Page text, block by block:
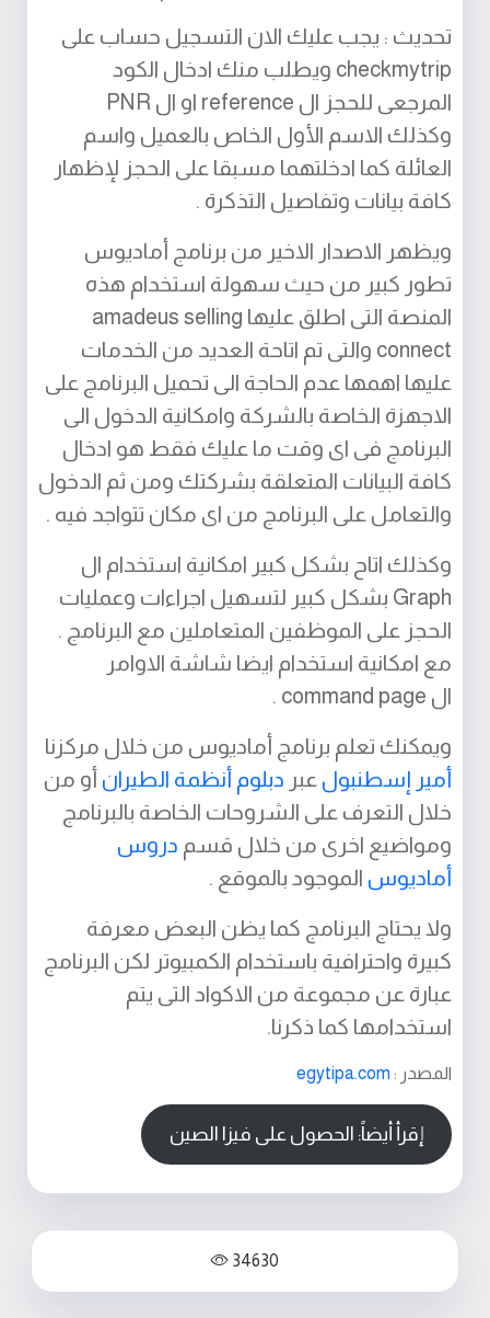
تحديث : يجب عليك الان التسجيل حساب على
checkmytrip ويطلب منك ادخال الكود
المرجعى للحجز ال reference او ال PNR
وكذلك الاسم الأول الخاص بالعميل واسم
العائلة كما ادخلتهما مسبقا على الحجز لإظهار
كافة بيانات وتفاصيل التذكرة .
ويظهر الاصدار الاخير من برنامج أماديوس
تطور كبير من حيث سهولة استخدام هذه
المنصة التى اطلق عليها amadeus selling
connect والتى تم اتاحة العديد من الخدمات
عليها اهمها عدم الحاجة الى تحميل البرنامج على
الاجهزة الخاصة بالشركة وامكانية الدخول الى
البرنامج فى اى وقت ما عليك فقط هو ادخال
كافة البيانات المتعلقة بشركتك ومن ثم الدخول
والتعامل على البرنامج من اى مكان تتواجد فيه .
وكذلك اتاح بشكل كبير امكانية استخدام ال
Graph بشكل كبير لتسهيل اجراءات وعمليات
الحجز على الموظفين المتعاملين مع البرنامج .
مع امكانية استخدام ايضا شاشة الاوامر
ال command page .
ويمكنك تعلم برنامج أماديوس من خلال مركزنا
أمير إسطنبول عبر دبلوم أنظمة الطيران أو من
خلال التعرف على الشروحات الخاصة بالبرنامج
ومواضيع اخرى من خلال قسم دروس
أماديوس الموجود بالموقع .
ولا يحتاج البرنامج كما يظن البعض معرفة
كبيرة واحترافية باستخدام الكمبيوتر لكن البرنامج
عبارة عن مجموعة من الاكواد التى يتم
استخدامها كما ذكرنا.
المصدر : egytipa.com
إقرأ أيضاً: الحصول على فيزا الصين
34630